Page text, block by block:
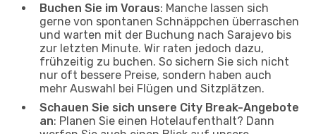
Buchen Sie im Voraus: Manche lassen sich
gerne von spontanen Schnäppchen überraschen
und warten mit der Buchung nach Sarajevo bis
zur letzten Minute. Wir raten jedoch dazu,
frühzeitig zu buchen. So sichern Sie sich nicht
nur oft bessere Preise, sondern haben auch
mehr Auswahl bei Flügen und Sitzplätzen.
Schauen Sie sich unsere City Break-Angebote
an: Planen Sie einen Hotelaufenthalt? Dann